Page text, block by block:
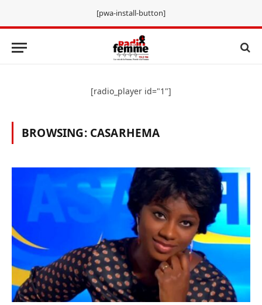
[pwa-install-button]
[radio_player id="1"]
BROWSING: CASARHEMA